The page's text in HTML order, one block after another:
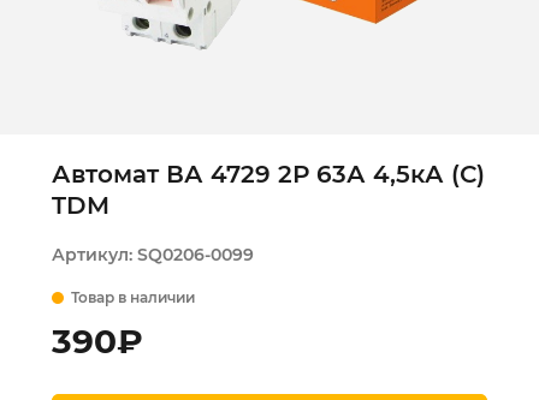
Автомат ВА 4729 2Р 63А 4,5кА (С)
TDM
Артикул: SQ0206-0099
Товар в наличии
390₽